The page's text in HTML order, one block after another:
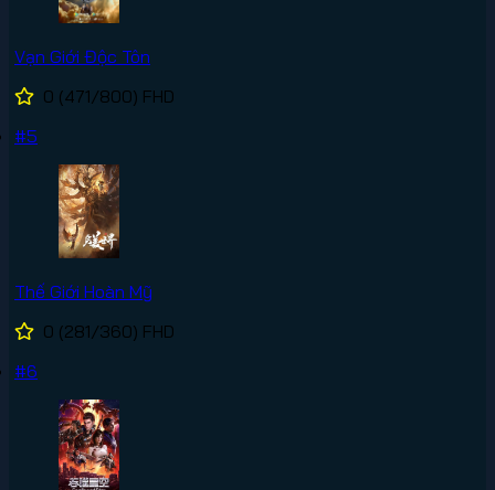
Vạn Giới Độc Tôn
0 (471/800) FHD
#5
Thế Giới Hoàn Mỹ
0 (281/360) FHD
#6